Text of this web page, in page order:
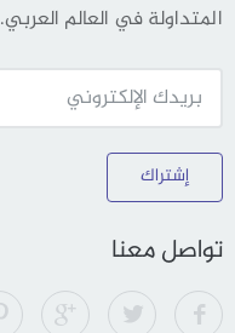
المتداولة في العالم العربي.
إشتراك
تواصل معنا